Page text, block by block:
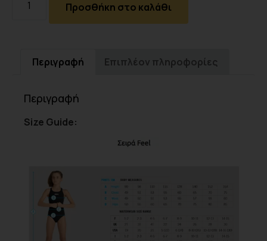
Προσθήκη στο καλάθι
Περιγραφή Επιπλέον πληροφορίες
Περιγραφή
Size Guide: